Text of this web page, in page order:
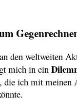
den weltweiten
mich in ein
die ich mit meinen